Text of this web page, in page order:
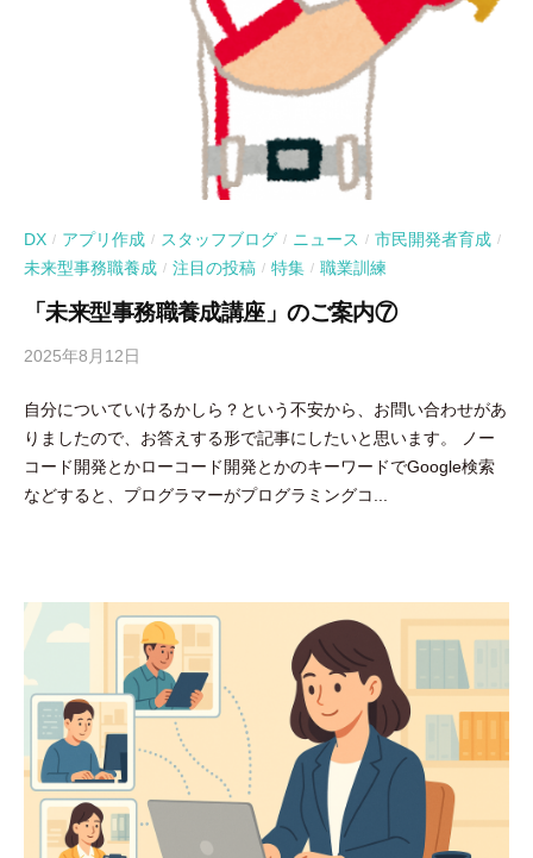
DX / アプリ作成 / スタッフブログ / ニュース / 市民開発者育成 /
未来型事務職養成 / 注目の投稿 / 特集 / 職業訓練
「未来型事務職養成講座」のご案内⑦
2025年8月12日
吉
田
豪
自分についていけるかしら？という不安から、お問い合わせがあ
りましたので、お答えする形で記事にしたいと思います。 ノー
コード開発とかローコード開発とかのキーワードでGoogle検索
などすると、プログラマーがプログラミングコ...